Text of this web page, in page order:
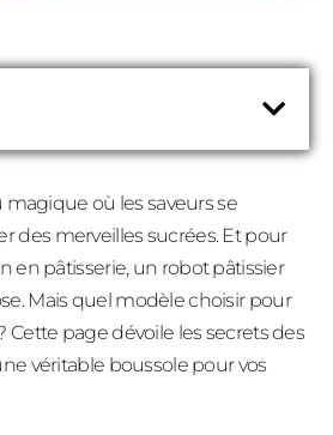
magique où les saveurs se
des merveilles sucrées. Et pour
en pâtisserie, un robot pâtissier
Mais quel modèle choisir pour
Cette page dévoile les secrets des
véritable boussole pour vos